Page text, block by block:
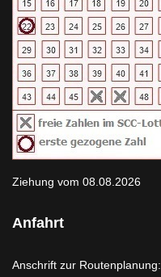
Ziehung vom 08.08.2026
Anfahrt
Anschrift zur Routenplanung: